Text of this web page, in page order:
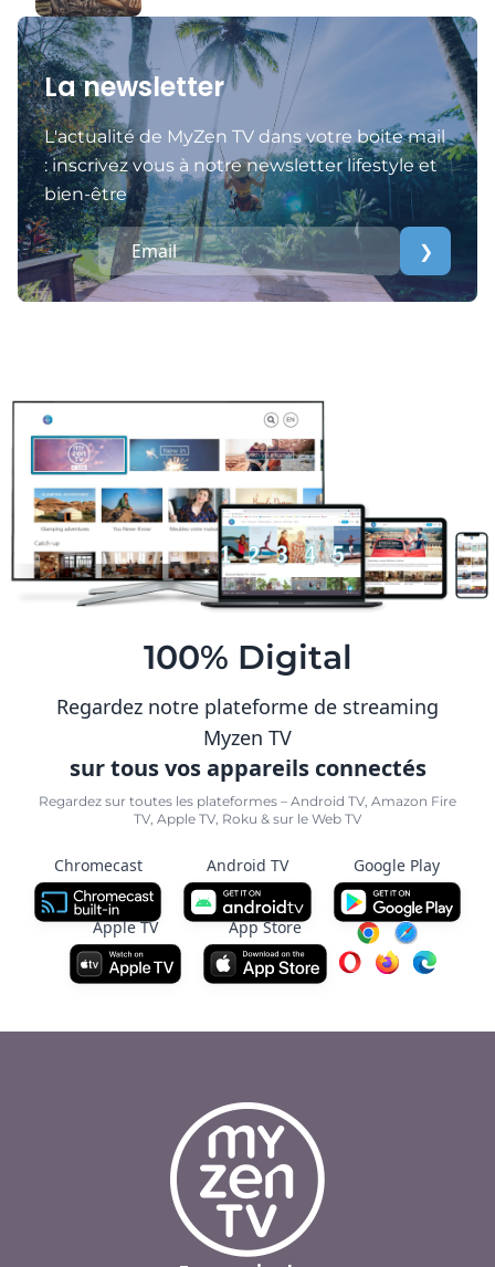
La newsletter
L'actualité de MyZen TV dans votre boite mail
: inscrivez vous à notre newsletter lifestyle et
bien-être
❯
100% Digital
Regardez notre plateforme de streaming
Myzen TV
sur tous vos appareils connectés
Regardez sur toutes les plateformes – Android TV, Amazon Fire
TV, Apple TV, Roku & sur le Web TV
Chromecast Android TV Google Play
Apple TV App Store